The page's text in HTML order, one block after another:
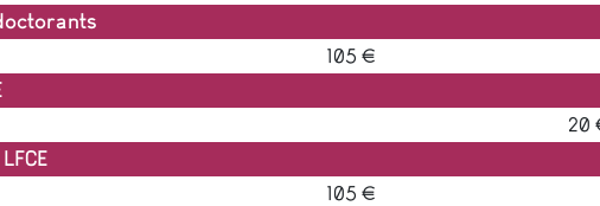
105 €
20
105 €